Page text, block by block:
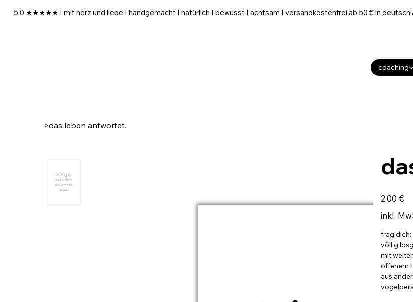
5.0 ★★★★★ I mit herz und liebe I handgemacht I natürlich I bewusst I achtsam I versandkostenfrei ab 50 € in
coaching
>das leben antwortet.
Preis
2,00 €
inkl.
frag dich:
völlig
mit
offenem
aus